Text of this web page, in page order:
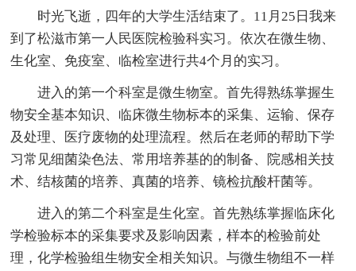
时光飞逝，四年的大学生活结束了。11月25日我来
到了松滋市第一人民医院检验科实习。依次在微生物、
生化室、免疫室、临检室进行共4个月的实习。
进入的第一个科室是微生物室。首先得熟练掌握生
物安全基本知识、临床微生物标本的采集、运输、保存
及处理、医疗废物的处理流程。然后在老师的帮助下学
习常见细菌染色法、常用培养基的的制备、院感相关技
术、结核菌的培养、真菌的培养、镜检抗酸杆菌等。
进入的第二个科室是生化室。首先熟练掌握临床化
学检验标本的采集要求及影响因素，样本的检验前处
理，化学检验组生物安全相关知识。与微生物组不一样